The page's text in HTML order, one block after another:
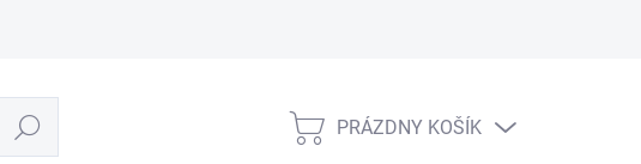
Hľadať
NÁKUPNÝ
PRÁZDNY KOŠÍK